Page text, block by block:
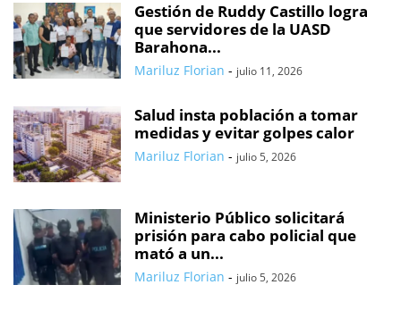
Gestión de Ruddy Castillo logra
que servidores de la UASD
Barahona...
Mariluz Florian - julio 11, 2026
Salud insta población a tomar
medidas y evitar golpes calor
Mariluz Florian - julio 5, 2026
Ministerio Público solicitará
prisión para cabo policial que
mató a un...
Mariluz Florian - julio 5, 2026